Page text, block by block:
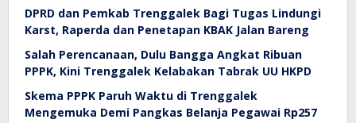
DPRD dan Pemkab Trenggalek Bagi Tugas Lindungi
Karst, Raperda dan Penetapan KBAK Jalan Bareng
Salah Perencanaan, Dulu Bangga Angkat Ribuan
PPPK, Kini Trenggalek Kelabakan Tabrak UU HKPD
Skema PPPK Paruh Waktu di Trenggalek
Mengemuka Demi Pangkas Belanja Pegawai Rp257